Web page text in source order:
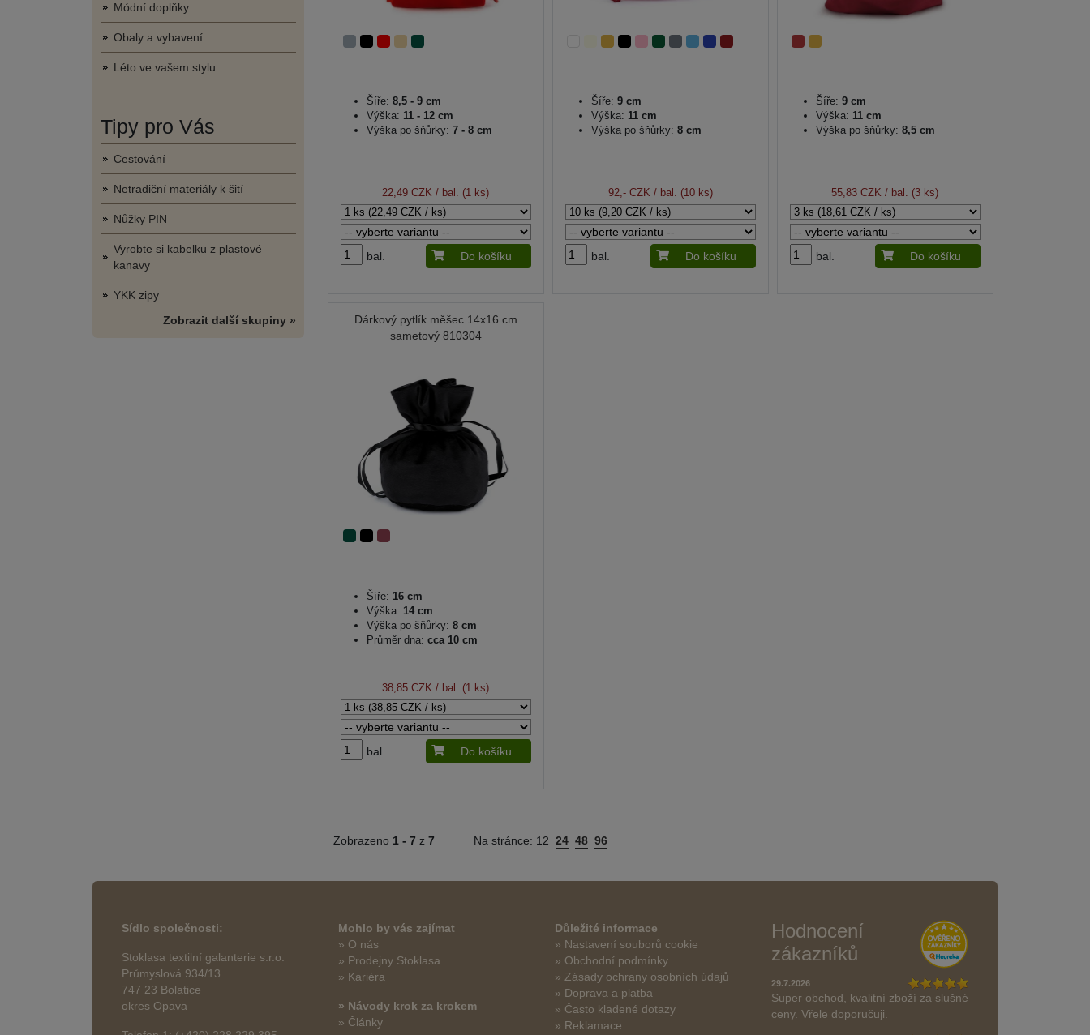
Módní doplňky
Obaly a vybavení
Léto ve vašem stylu
Tipy pro Vás
Cestování
Netradiční materiály k šití
Nůžky PIN
Vyrobte si kabelku z plastové
kanavy
YKK zipy
Zobrazit další skupiny »
Šíře: 8,5 - 9 cm
Výška: 11 - 12 cm
Výška po šňůrky: 7 - 8 cm
22,49 CZK / bal. (1 ks)
bal. Do košíku
Šíře: 9 cm
Výška: 11 cm
Výška po šňůrky: 8 cm
92,- CZK / bal. (10 ks)
bal. Do košíku
Šíře: 9 cm
Výška: 11 cm
Výška po šňůrky: 8,5 cm
55,83 CZK / bal. (3 ks)
bal. Do košíku
Dárkový pytlík měšec 14x16 cm
sametový 810304
Šíře: 16 cm
Výška: 14 cm
Výška po šňůrky: 8 cm
Průměr dna: cca 10 cm
38,85 CZK / bal. (1 ks)
bal. Do košíku
Zobrazeno 1 - 7 z 7 Na stránce: 12 24 48 96
Sídlo společnosti:
Stoklasa textilní galanterie s.r.o.
Průmyslová 934/13
747 23 Bolatice
okres Opava
Mohlo by vás zajímat
» O nás
» Prodejny Stoklasa
» Kariéra
» Návody krok za krokem
» Články
Důležité informace
» Nastavení souborů cookie
» Obchodní podmínky
» Zásady ochrany osobních údajů
» Doprava a platba
» Často kladené dotazy
» Reklamace
Hodnocení
zákazníků
29.7.2026
Super obchod, kvalitní zboží za slušné
ceny. Vřele doporučuji.